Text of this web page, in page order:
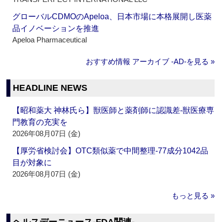
グローバルCDMOのApeloa、日本市場に本格展開し医薬
品イノベーションを推進
Apeloa Pharmaceutical
おすすめ情報 アーカイブ ‐AD‐を見る »
HEADLINE NEWS
【昭和薬大 神林氏ら】獣医師と薬剤師に認識差‐獣医療専
門教育の充実を
2026年08月07日 (金)
【厚労省検討会】OTC類似薬で中間整理‐77成分1042品
目が対象に
2026年08月07日 (金)
もっと見る »